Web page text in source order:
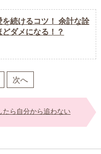
続けるコツ！ 余計な詮
ダメになる！？
次へ
ら自分から追わない